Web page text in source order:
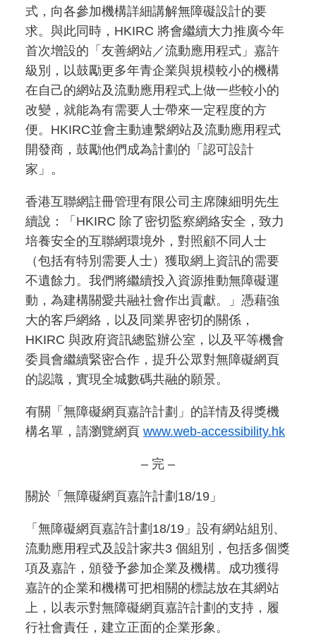
式，向各參加機構詳細講解無障礙設計的要
求。與此同時，HKIRC 將會繼續大力推廣今年
首次增設的「友善網站／流動應用程式」嘉許
級別，以鼓勵更多年青企業與規模較小的機構
在自己的網站及流動應用程式上做一些較小的
改變，就能為有需要人士帶來一定程度的方
便。HKIRC並會主動連繫網站及流動應用程式
開發商，鼓勵他們成為計劃的「認可設計
家」。
香港互聯網註冊管理有限公司主席陳細明先生
續說：「HKIRC 除了密切監察網絡安全，致力
培養安全的互聯網環境外，對照顧不同人士
（包括有特別需要人士）獲取網上資訊的需要
不遺餘力。我們將繼續投入資源推動無障礙運
動，為建構關愛共融社會作出貢獻。」憑藉強
大的客戶網絡，以及同業界密切的關係，
HKIRC 與政府資訊總監辦公室，以及平等機會
委員會繼續緊密合作，提升公眾對無障礙網頁
的認識，實現全城數碼共融的願景。
有關「無障礙網頁嘉許計劃」的詳情及得獎機
構名單，請瀏覽網頁 www.web-accessibility.hk
– 完 –
關於「無障礙網頁嘉許計劃18/19」
「無障礙網頁嘉許計劃18/19」設有網站組別、
流動應用程式及設計家共3 個組別，包括多個獎
項及嘉許，頒發予參加企業及機構。成功獲得
嘉許的企業和機構可把相關的標誌放在其網站
上，以表示對無障礙網頁嘉許計劃的支持，履
行社會責任，建立正面的企業形象。